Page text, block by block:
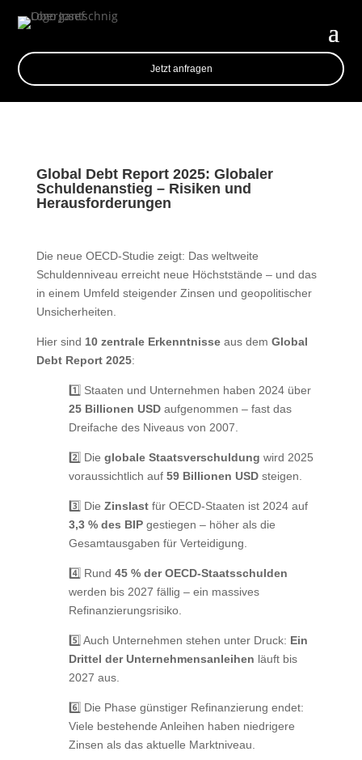
Jetzt anfragen
Global Debt Report 2025: Globaler
Schuldenanstieg – Risiken und
Herausforderungen
Die neue OECD-Studie zeigt: Das weltweite
Schuldenniveau erreicht neue Höchststände – und das
in einem Umfeld steigender Zinsen und geopolitischer
Unsicherheiten.
Hier sind 10 zentrale Erkenntnisseaus dem Global
Debt Report 2025:
1️⃣ Staaten und Unternehmen haben 2024 über
25 Billionen USDaufgenommen – fast das
Dreifache des Niveaus von 2007.
2️⃣ Die globale Staatsverschuldung wird 2025
voraussichtlich auf 59 Billionen USDsteigen.
3️⃣ Die Zinslastfür OECD-Staaten ist 2024 auf
3,3 % des BIPgestiegen – höher als die
Gesamtausgaben für Verteidigung.
4️⃣ Rund 45 % der OECD-Staatsschulden
werden bis 2027 fällig – ein massives
Refinanzierungsrisiko.
5️⃣ Auch Unternehmen stehen unter Druck: Ein
Drittel der Unternehmensanleihen läuft bis
2027 aus.
6️⃣ Die Phase günstiger Refinanzierung endet:
Viele bestehende Anleihen haben niedrigere
Zinsen als das aktuelle Marktniveau.